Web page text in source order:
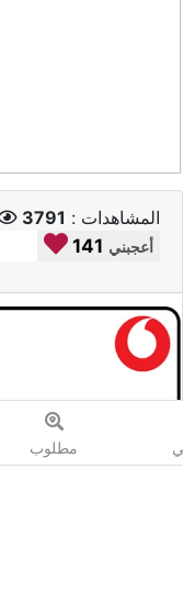
المشاهدات : 3791
141 أعجبني
مطلوب